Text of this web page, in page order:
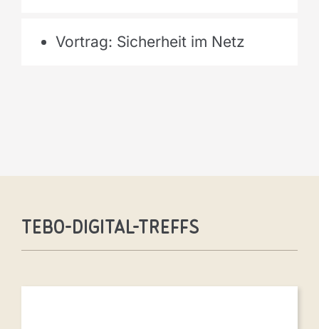
Vortrag: Sicherheit im Netz
TEBO-Digital-Treffs